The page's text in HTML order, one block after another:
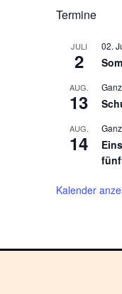
Termine
JULI
2
02.
AUG.
13
AUG.
14
Kalender